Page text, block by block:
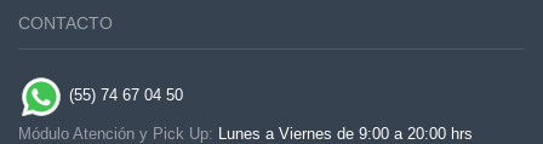
CONTACTO
(55) 74 67 04 50
Módulo Atención y Pick Up: Lunes a Viernes de 9:00 a 20:00 hrs